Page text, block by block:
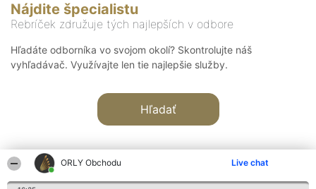
ORLY Obchodu Live chat
Nájdite špecialistu
Rebríček združuje tých najlepších v odbore
Hľadáte odborníka vo svojom okolí? Skontrolujte náš
vyhľadávač. Využívajte len tie najlepšie služby.
Hľadať